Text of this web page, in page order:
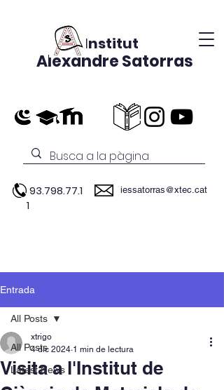
Institut
Alexandre Satorras
93.798.77.1
1
iessatorras@xtec.cat
Entrada
All Posts
Latest News
All Posts
Visita a l'Institut de
xtrigo
4 dic 2024 1 min de lectura